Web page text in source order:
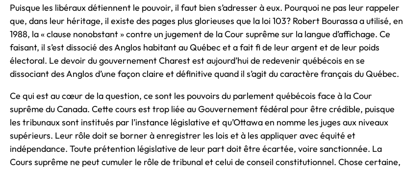
Puisque les libéraux détiennent le pouvoir, il faut bien s’adresser à eux. Pourquoi ne pas leur rappeler
que, dans leur héritage, il existe des pages plus glorieuses que la loi 103? Robert Bourassa a utilisé, en
1988, la « clause nonobstant » contre un jugement de la Cour suprême sur la langue d’affichage. Ce
faisant, il s’est dissocié des Anglos habitant au Québec et a fait fi de leur argent et de leur poids
électoral. Le devoir du gouvernement Charest est aujourd’hui de redevenir québécois en se
dissociant des Anglos d’une façon claire et définitive quand il s’agit du caractère français du Québec.
Ce qui est au cœur de la question, ce sont les pouvoirs du parlement québécois face à la Cour
suprême du Canada. Cette cours est trop liée au Gouvernement fédéral pour être crédible, puisque
les tribunaux sont institués par l’instance législative et qu’Ottawa en nomme les juges aux niveaux
supérieurs. Leur rôle doit se borner à enregistrer les lois et à les appliquer avec équité et
indépendance. Toute prétention législative de leur part doit être écartée, voire sanctionnée. La
Cours suprême ne peut cumuler le rôle de tribunal et celui de conseil constitutionnel. Chose certaine,